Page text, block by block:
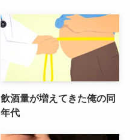
飲酒量が増えてきた俺の同
年代